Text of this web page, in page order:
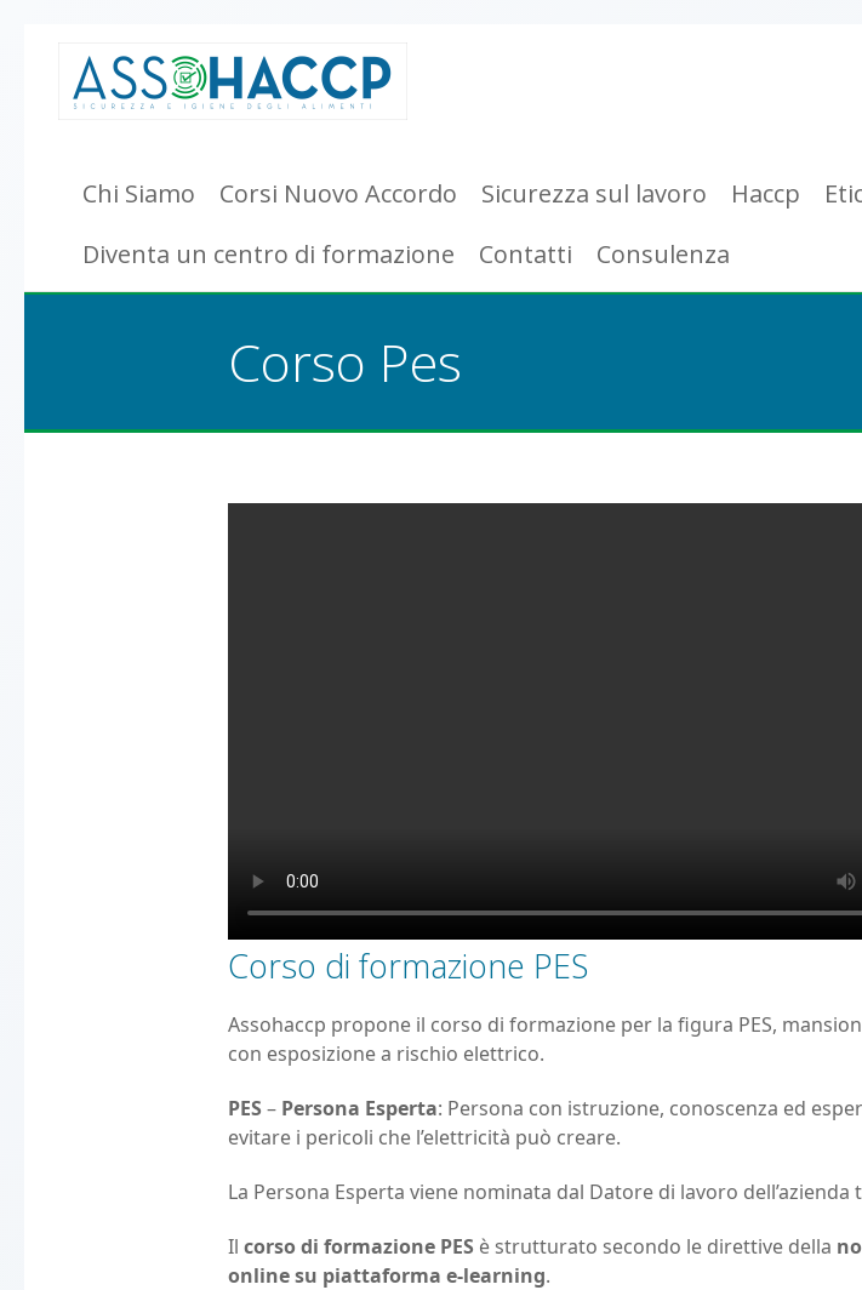
Chi Siamo Corsi Nuovo Accordo Sicurezza sul lavoro Haccp
Diventa un centro di formazione
Contatti Consulenza
Corso Pes
Corso di formazione PES
Assohaccp propone il corso di formazione per la figura PES,
con esposizione a rischio elettrico.
PES – Persona Esperta: Persona con istruzione, conoscenza ed
evitare i pericoli che l’elettricità può creare.
La Persona Esperta viene nominata dal Datore di lavoro
Il corso di formazione PES è strutturato secondo le direttive della
online su piattaforma e-learning.